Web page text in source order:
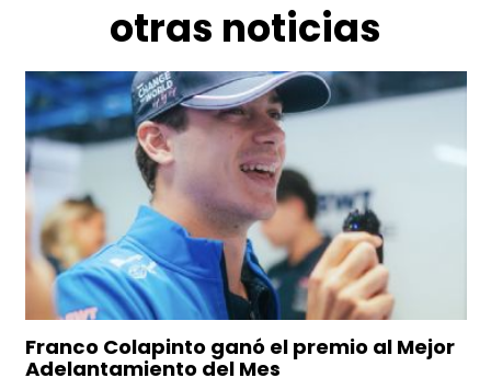
otras noticias
Franco Colapinto ganó el premio al Mejor
Adelantamiento del Mes